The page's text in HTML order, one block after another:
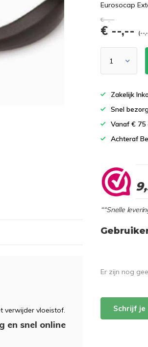
Eurosocap
€--,--
€ --,-- (--
Zakelijk
Snel
Vanaf €
Achteraf
““Snelle
verwijder vloeistof.
en snel online
Er zijn nog
Schrijf